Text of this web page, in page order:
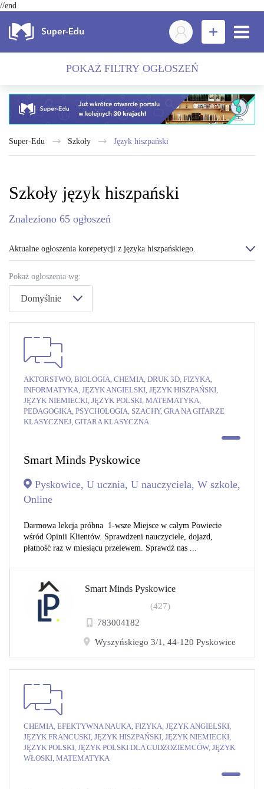
//end
POKAŻ FILTRY OGŁOSZEŃ
Super-Edu Szkoły język hiszpański
Szkoły język hiszpański
Znaleziono 65 ogłoszeń
Aktualne ogłoszenia korepetycji z języka hiszpańskiego.
Pokaż ogłoszenia wg:
Domyślnie
AKTORSTWO, BIOLOGIA, CHEMIA, DRUK 3D, FIZYKA,
INFORMATYKA, JĘZYK ANGIELSKI, JĘZYK HISZPAŃSKI,
JĘZYK NIEMIECKI, JĘZYK POLSKI, MATEMATYKA,
PEDAGOGIKA, PSYCHOLOGIA, SZACHY, GRA NA GITARZE
KLASYCZNEJ, GITARA KLASYCZNA
Smart Minds Pyskowice
Pyskowice, U ucznia, U nauczyciela, W szkole,
Online
Darmowa lekcja próbna 1-wsze Miejsce w całym Powiecie
wśród Opinii Klientów. Sprawdzeni nauczyciele, dojazd,
płatność raz w miesiącu przelewem. Sprawdź nas ...
Smart Minds Pyskowice
(427)
783004182
Wyszyńskiego 3/1, 44-120 Pyskowice
CHEMIA, EFEKTYWNA NAUKA, FIZYKA, JĘZYK ANGIELSKI,
JĘZYK FRANCUSKI, JĘZYK HISZPAŃSKI, JĘZYK NIEMIECKI,
JĘZYK POLSKI, JĘZYK POLSKI DLA CUDZOZIEMCÓW, JĘZYK
WŁOSKI, MATEMATYKA